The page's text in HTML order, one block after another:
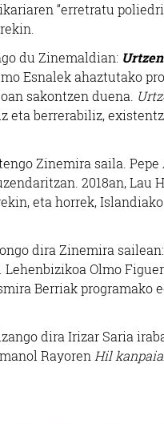
“erretratu
du Zinemaldian: Urtzen
Esnalek ahaztutako
sakontzen duena.
berrerabiliz,
Zinemira saila.
2018an, Lau
eta horrek,
dira Zinemira sailean:
. Lehenbizikoa Olmo
Berriak programako
dira Irizar Saria
Rayoren Hil